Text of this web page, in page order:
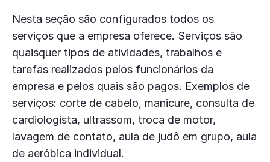
Nesta seção são configurados todos os
serviços que a empresa oferece. Serviços são
quaisquer tipos de atividades, trabalhos e
tarefas realizados pelos funcionários da
empresa e pelos quais são pagos. Exemplos de
serviços: corte de cabelo, manicure, consulta de
cardiologista, ultrassom, troca de motor,
lavagem de contato, aula de judô em grupo, aula
de aeróbica individual.